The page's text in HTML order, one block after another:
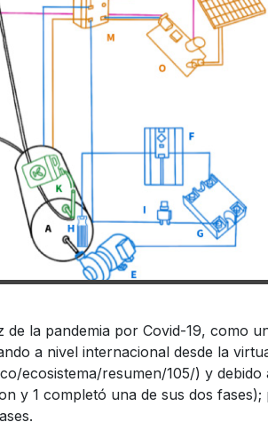
la pandemia por Covid-19, como
a nivel internacional desde la
ecosistema/resumen/105/) y
y 1 completó una de sus dos